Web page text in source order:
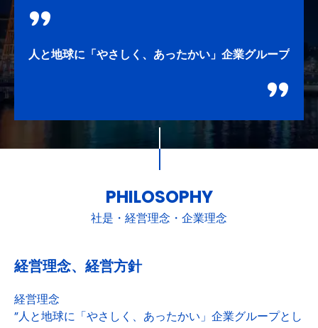
人と地球に「やさしく、あったかい」企業グループ
PHILOSOPHY
社是・経営理念・企業理念
経営理念、経営方針
経営理念
”人と地球に「やさしく、あったかい」企業グループとし